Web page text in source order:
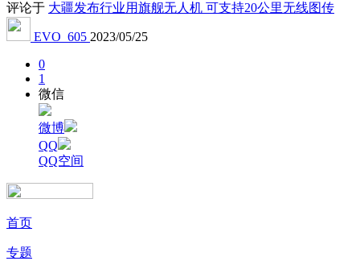
评论于 大疆发布行业用旗舰无人机 可支持20公里无线图传
EVO_605 2023/05/25
0
1
微信
微博
QQ
QQ空间
首页
专题